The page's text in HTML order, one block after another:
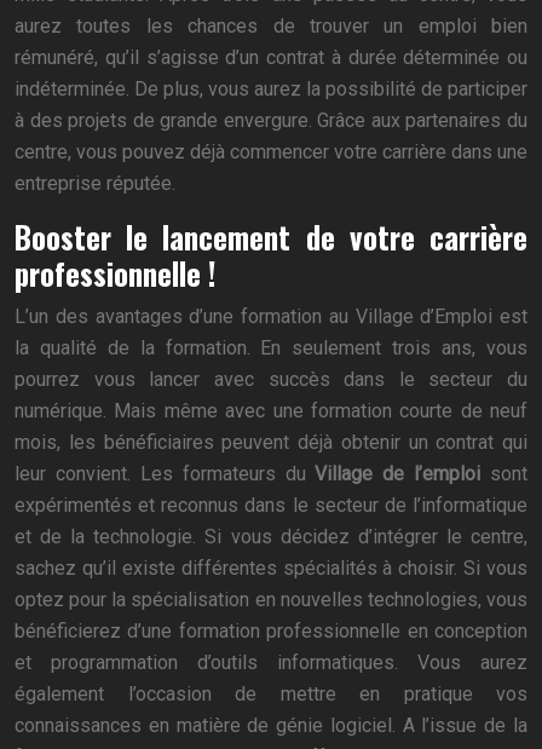
aurez toutes les chances de trouver un emploi bien
rémunéré, qu’il s’agisse d’un contrat à durée déterminée ou
indéterminée. De plus, vous aurez la possibilité de participer
à des projets de grande envergure. Grâce aux partenaires du
centre, vous pouvez déjà commencer votre carrière dans une
entreprise réputée.
Booster le lancement de votre carrière
professionnelle !
L’un des avantages d’une formation au Village d’Emploi est
la qualité de la formation. En seulement trois ans, vous
pourrez vous lancer avec succès dans le secteur du
numérique. Mais même avec une formation courte de neuf
mois, les bénéficiaires peuvent déjà obtenir un contrat qui
leur convient. Les formateurs duVillage de l’emploi sont
expérimentés et reconnus dans le secteur de l’informatique
et de la technologie. Si vous décidez d’intégrer le centre,
sachez qu’il existe différentes spécialités à choisir. Si vous
optez pour la spécialisation en nouvelles technologies, vous
bénéficierez d’une formation professionnelle en conception
et programmation d’outils informatiques. Vous aurez
également l’occasion de mettre en pratique vos
connaissances en matière de génie logiciel. A l’issue de la